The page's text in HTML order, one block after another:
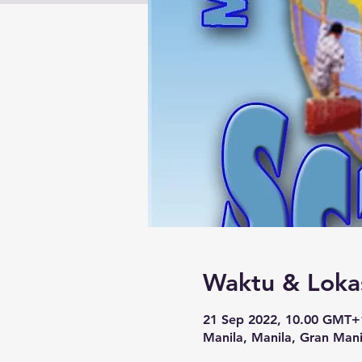
Waktu &
21 Sep 2022, 10.00
Manila, Manila, Gran